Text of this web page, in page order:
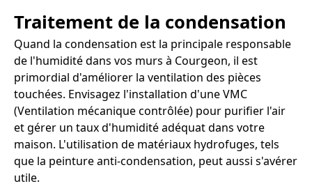
Traitement de la condensation
Quand la condensation est la principale responsable
de l'humidité dans vos murs à Courgeon, il est
primordial d'améliorer la ventilation des pièces
touchées. Envisagez l'installation d'une VMC
(Ventilation mécanique contrôlée) pour purifier l'air
et gérer un taux d'humidité adéquat dans votre
maison. L'utilisation de matériaux hydrofuges, tels
que la peinture anti-condensation, peut aussi s'avérer
utile.